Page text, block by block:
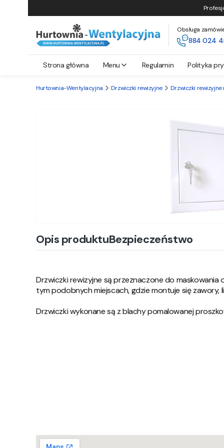
Obsługa
884 024
Strona główna Menu Regulamin Polityka
Hurtownia-Wentylacyjna Drzwiczki rewizyjne Drzwiczki
Opis produktuBezpieczeństwo
Drzwiczki rewizyjne są przeznaczone do
tym podobnych miejscach, gdzie montuje się zawory,
Drzwiczki wykonane są z blachy pomalowanej